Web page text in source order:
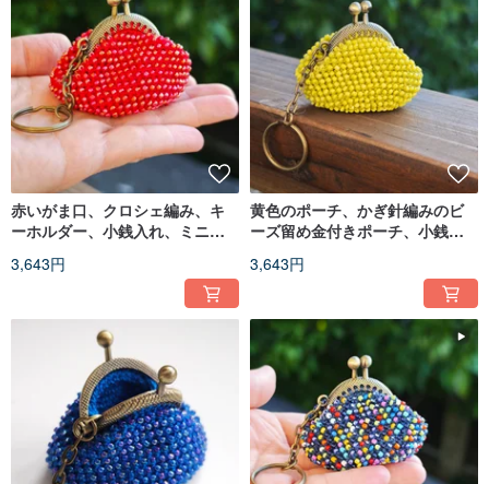
赤いがま口、クロシェ編み、キ
ーホルダー、小銭入れ、ミニバ
3,643円
黄色のポーチ、かぎ針編みのビ
ーズ留め金付きポーチ、小銭入
3,643円